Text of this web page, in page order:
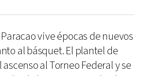
vive épocas de nuevos
al básquet. El plantel de
al Torneo Federal y se